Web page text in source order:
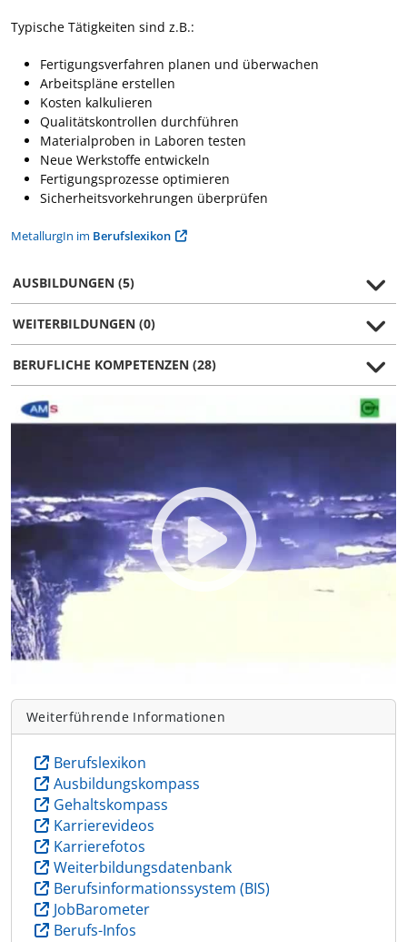
Typische Tätigkeiten sind z.B.:
Fertigungsverfahren planen und überwachen
Arbeitspläne erstellen
Kosten kalkulieren
Qualitätskontrollen durchführen
Materialproben in Laboren testen
Neue Werkstoffe entwickeln
Fertigungsprozesse optimieren
Sicherheitsvorkehrungen überprüfen
MetallurgIn im Berufslexikon
AUSBILDUNGEN (5)
WEITERBILDUNGEN (0)
BERUFLICHE KOMPETENZEN (28)
Weiterführende Informationen
Berufslexikon
Ausbildungskompass
Gehaltskompass
Karrierevideos
Karrierefotos
Weiterbildungsdatenbank
Berufsinformationssystem (BIS)
JobBarometer
Berufs-Infos